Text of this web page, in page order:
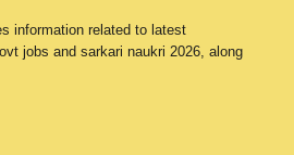
information related to latest
jobs and sarkari naukri 2026, along